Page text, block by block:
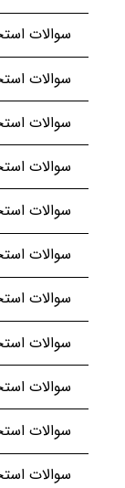
سوالات
سوالات
سوالات
سوالات
سوالات
سوالات
سوالات
سوالات
سوالات
سوالات
سوالات